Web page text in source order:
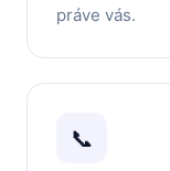
práve vás.
📞